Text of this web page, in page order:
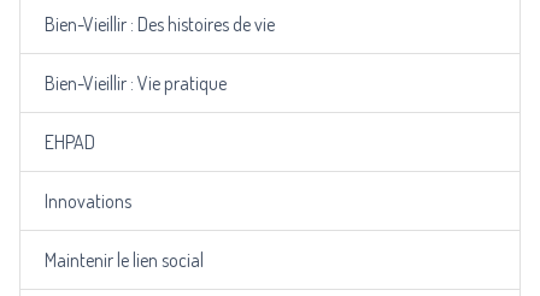
Bien-Vieillir : Des histoires de vie
Bien-Vieillir : Vie pratique
EHPAD
Innovations
Maintenir le lien social